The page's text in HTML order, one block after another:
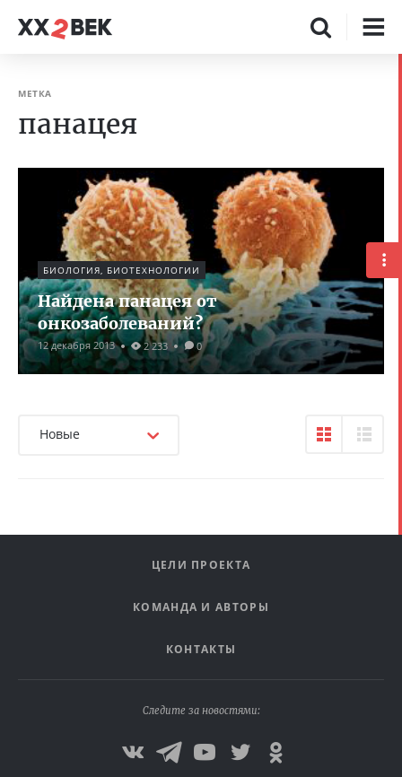
МЕТКА
панацея
БИОЛОГИЯ, БИОТЕХНОЛОГИИ
Найдена панацея от
онкозаболеваний?
12 декабря 2013 2 233 0
Новые
ЦЕЛИ ПРОЕКТА
КОМАНДА И АВТОРЫ
КОНТАКТЫ
Следите за новостями: